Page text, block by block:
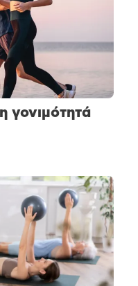
γονιμότητά